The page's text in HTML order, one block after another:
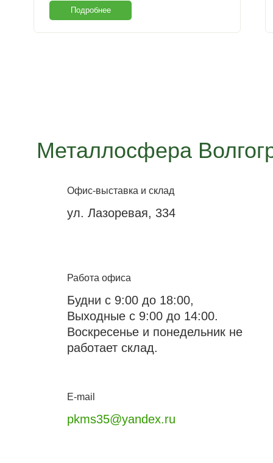
Подробнее
Металлосфера
Офис-выставка и склад
ул. Лазоревая, 334
Работа офиса
Будни с 9:00 до 18:00,
Выходные с 9:00 до 14:00.
Воскресенье и понедельник не
работает склад.
E-mail
pkms35@yandex.ru